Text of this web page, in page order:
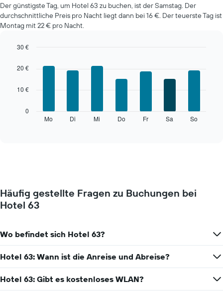
Der günstigste Tag, um Hotel 63 zu buchen, ist der Samstag. Der
durchschnittliche Preis pro Nacht liegt dann bei 16 €. Der teuerste Tag ist
Montag mit 22 € pro Nacht.
chart
bars.
für
den
Das
1
X-
Achse,
die
graphic.
Mo Di Mi Do Fr Sa So
0
10 €
20 €
30 €
Häufig gestellte Fragen zu Buchungen bei
Hotel 63
Wo befindet sich Hotel 63?
Hotel 63: Wann ist die Anreise und Abreise?
Hotel 63: Gibt es kostenloses WLAN?